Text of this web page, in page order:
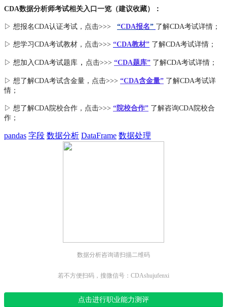
CDA数据分析师考试相关入口一览（建议收藏）：
▷ 想报名CDA认证考试，点击>>> “CDA报名” 了解CDA考试详情；
▷ 想学习CDA考试教材，点击>>> “CDA教材” 了解CDA考试详情；
▷ 想加入 CDA考试题库 ， 点击>>> “CDA题库” 了解CDA考试详情；
▷ 想了解CDA考试含金量 ，点击>>> “CDA含金量” 了解CDA考试详
情；
▷ 想了解CDA 院校合作 ，点击>>> “院校合作” 了解咨询CDA院校合
作；
pandas 字段 数据分析 DataFrame 数据处理
数据分析咨询请扫描二维码
若不方便扫码，搜微信号：CDAshujufenxi
点击进行职业能力测评